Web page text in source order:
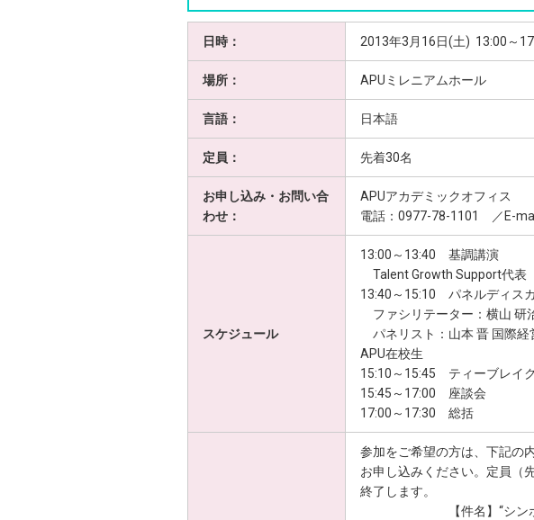
日時： 2013年3月16日(土) 13:00～
場所： APUミレニアムホール
言語： 日本語
定員： 先着30名
お申し込み・お問い合
わせ：
APUアカデミックオフィス
電話：0977-78-1101 ／E-
スケジュール
13:00～13:40 基調講演
Talent Growth Support代表
13:40～15:10 パネルディス
ファシリテーター：横山 研
パネリスト：山本 晋 国際経
APU在校生
15:10～15:45 ティーブレイク
15:45～17:00 座談会
17:00～17:30 総括
参加をご希望の方は、下記の
お申し込みください。定員（
終了します。
【件名】“シンポジウ